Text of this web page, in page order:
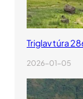
Triglav túra
2026-01-05